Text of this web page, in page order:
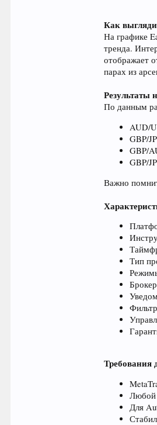
Как
На графике
тренда.
отображает
парах из
Результаты
По данным
AUD/
GBP/
GBP/
GBP/
Важно
Тип
Требования
Любой
Для